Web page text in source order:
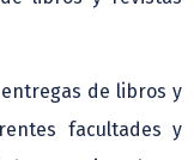
de libros y
facultades y